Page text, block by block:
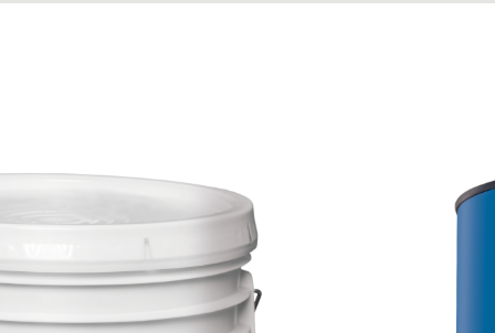
– acrílica que mantiene su terminado
el trabajo del pintor profesional que
inversión. Ofrece un gran desempeño